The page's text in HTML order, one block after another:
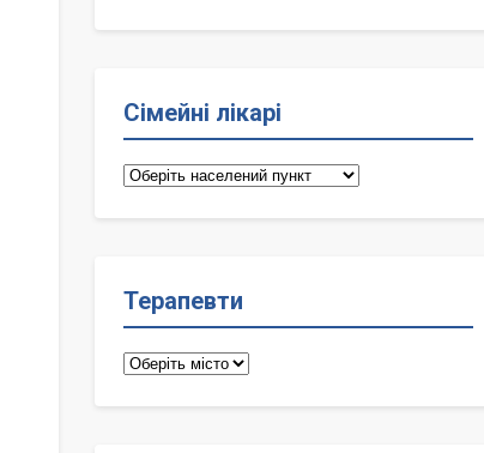
Сімейні лікарі
Сімейні
Терапевти
Терапевти